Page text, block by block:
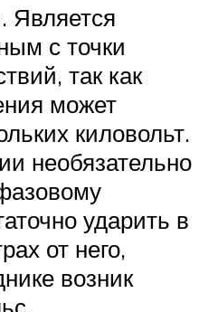
Является
с точки
так как
может
киловольт.
необязательно
ударить в
от него,
возник